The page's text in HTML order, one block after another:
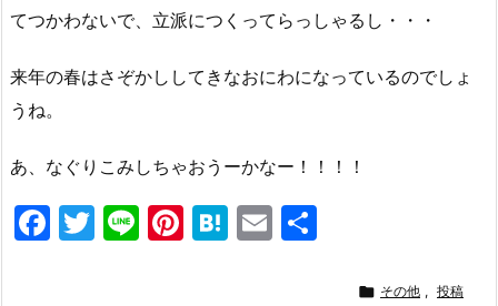
てつかわないで、立派につくってらっしゃるし・・・
来年の春はさぞかししてきなおにわになっているのでしょ
うね。
あ、なぐりこみしちゃおうーかなー！！！！
F
T
Li Pi H
E
 その他 , 投稿